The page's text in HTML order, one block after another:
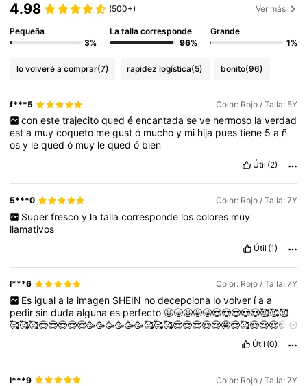
4.98 (500+) Ver más
Pequeña
3%
La talla corresponde
96%
Grande
1%
lo volveré a comprar(7) rapidez logística(5) bonito(96)
f***5 Color: Rojo / Talla: 5Y
con este trajecito qued é encantada se ve hermoso la verdad
está muycoqueto megustó muchoy mi hija puestiene 5a ñ
osy lequedó muy lequedó bien
Útil (2)
5***0 Color: Rojo / Talla: 7Y
Super fresco y la talla corresponde los colores muy
llamativos
Útil (1)
l***6 Color: Rojo / Talla: 7Y
Es igual a la imagen SHEIN no decepciona lo volver ía a
pedirsindudaalgunaes perfecto🤩🤩🤩🤩🤩😍😍😍😍😍🥰🥰🥰
🥰🥰🥰😎😎😎😎😍🥳🥳🥳🥳🥳🥳🥰🥰🥰😎😎😎😍😍🤩😎🥰😍😍😍😍
Útil (0)
l***9 Color: Rojo / Talla: 7Y